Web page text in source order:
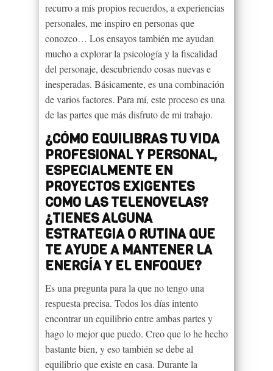
recurro a mis propios recuerdos, a experiencias
personales, me inspiro en personas que
conozco… Los ensayos también me ayudan
mucho a explorar la psicología y la fiscalidad
del personaje, descubriendo cosas nuevas e
inesperadas. Básicamente, es una combinación
de varios factores. Para mí, este proceso es una
de las partes que más disfruto de mi trabajo.
¿CÓMO EQUILIBRAS TU VIDA
PROFESIONAL Y PERSONAL,
ESPECIALMENTE EN
PROYECTOS EXIGENTES
COMO LAS TELENOVELAS?
¿TIENES ALGUNA
ESTRATEGIA O RUTINA QUE
TE AYUDE A MANTENER LA
ENERGÍA Y EL ENFOQUE?
Es una pregunta para la que no tengo una
respuesta precisa. Todos los días intento
encontrar un equilibrio entre ambas partes y
hago lo mejor que puedo. Creo que lo he hecho
bastante bien, y eso también se debe al
equilibrio que existe en casa. Durante la